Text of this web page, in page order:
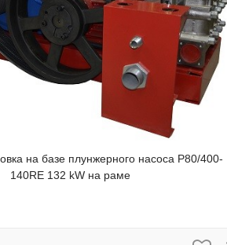
на базе плунжерного насоса P80/400-
140RE 132 kW на раме